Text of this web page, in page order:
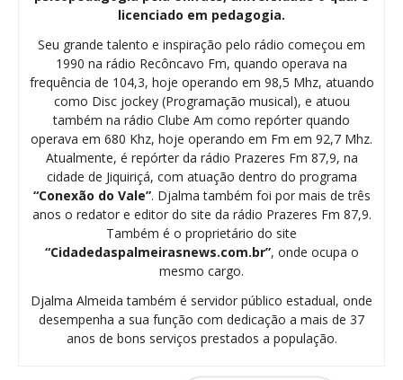
licenciado em pedagogia.
Seu grande talento e inspiração pelo rádio começou em
1990 na rádio Recôncavo Fm, quando operava na
frequência de 104,3, hoje operando em 98,5 Mhz, atuando
como Disc jockey (Programação musical), e atuou
também na rádio Clube Am como repórter quando
operava em 680 Khz, hoje operando em Fm em 92,7 Mhz.
Atualmente, é repórter da rádio Prazeres Fm 87,9, na
cidade de Jiquiriçá, com atuação dentro do programa
“Conexão do Vale”. Djalma também foi por mais de três
anos o redator e editor do site da rádio Prazeres Fm 87,9.
Também é o proprietário do site
“Cidadedaspalmeirasnews.com.br”, onde ocupa o
mesmo cargo.
Djalma Almeida também é servidor público estadual, onde
desempenha a sua função com dedicação a mais de 37
anos de bons serviços prestados a população.